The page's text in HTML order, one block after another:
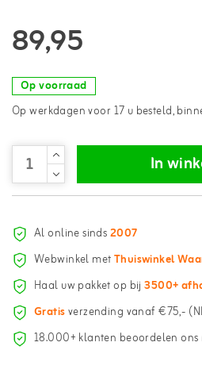
89,95
Op voorraad
Op werkdagen voor 17 u besteld,
In
Al online sinds2007
Webwinkel metThuiswinkel
Haal uw pakket op bij3500+
Gratisverzending vanaf €75,-
18.000+ klanten beoordelen